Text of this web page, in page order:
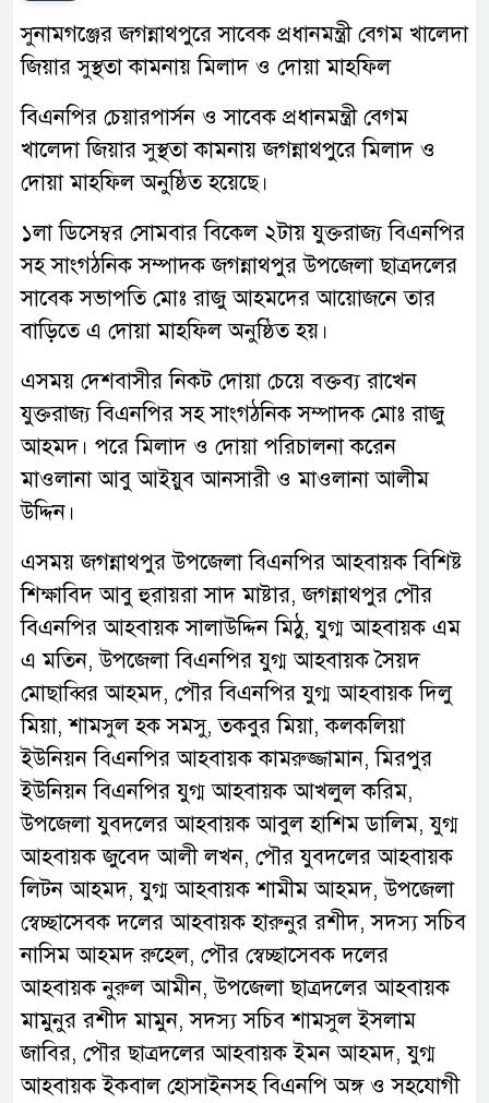
সুনামগঞ্জের জগন্নাথপুরে সাবেক প্রধানমন্ত্রী বেগম খালেদা
জিয়ার সুস্থতা কামনায় মিলাদ ও দোয়া মাহফিল
বিএনপির চেয়ারপার্সন ও সাবেক প্রধানমন্ত্রী বেগম
খালেদা জিয়ার সুস্থতা কামনায় জগন্নাথপুরে মিলাদ ও
দোয়া মাহফিল অনুষ্ঠিত হয়েছে।
১লা ডিসেম্বর সোমবার বিকেল ২টায় যুক্তরাজ্য বিএনপির
সহ সাংগঠনিক সম্পাদক জগন্নাথপুর উপজেলা ছাত্রদলের
সাবেক সভাপতি মোঃ রাজু আহমদের আয়োজনে তার
বাড়িতে এ দোয়া মাহফিল অনুষ্ঠিত হয়।
এসময় দেশবাসীর নিকট দোয়া চেয়ে বক্তব্য রাখেন
যুক্তরাজ্য বিএনপির সহ সাংগঠনিক সম্পাদক মোঃ রাজু
আহমদ। পরে মিলাদ ও দোয়া পরিচালনা করেন
মাওলানা আবু আইয়ুব আনসারী ও মাওলানা আলীম
উদ্দিন।
এসময় জগন্নাথপুর উপজেলা বিএনপির আহবায়ক বিশিষ্ট
শিক্ষাবিদ আবু হুরায়রা সাদ মাষ্টার, জগন্নাথপুর পৌর
বিএনপির আহবায়ক সালাউদ্দিন মিঠু, যুগ্ম আহবায়ক এম
এ মতিন, উপজেলা বিএনপির যুগ্ম আহবায়ক সৈয়দ
মোছাব্বির আহমদ, পৌর বিএনপির যুগ্ম আহবায়ক দিলু
মিয়া, শামসুল হক সমসু, তকবুর মিয়া, কলকলিয়া
ইউনিয়ন বিএনপির আহবায়ক কামরুজ্জামান, মিরপুর
ইউনিয়ন বিএনপির যুগ্ম আহবায়ক আখলুল করিম,
উপজেলা যুবদলের আহবায়ক আবুল হাশিম ডালিম, যুগ্ম
আহবায়ক জুবেদ আলী লখন, পৌর যুবদলের আহবায়ক
লিটন আহমদ, যুগ্ম আহবায়ক শামীম আহমদ, উপজেলা
স্বেচ্ছাসেবক দলের আহবায়ক হারুনুর রশীদ, সদস্য সচিব
নাসিম আহমদ রুহেল, পৌর স্বেচ্ছাসেবক দলের
আহবায়ক নুরুল আমীন, উপজেলা ছাত্রদলের আহবায়ক
মামুনুর রশীদ মামুন, সদস্য সচিব শামসুল ইসলাম
জাবির, পৌর ছাত্রদলের আহবায়ক ইমন আহমদ, যুগ্ম
আহবায়ক ইকবাল হোসাইনসহ বিএনপি অঙ্গ ও সহযোগী